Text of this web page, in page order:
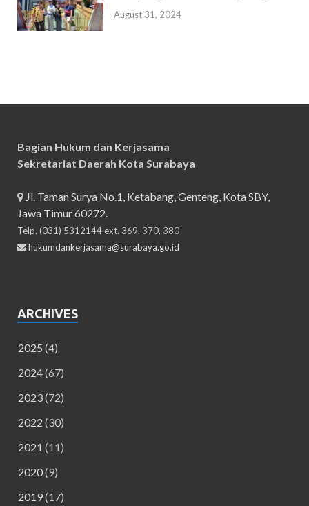
August 31, 2024
Bagian Hukum dan Kerjasama
Sekretariat Daerah Kota Surabaya
Jl. Taman Surya No.1, Ketabang, Genteng, Kota SBY,
Jawa Timur 60272.
Telp. (031) 5312144 ext. 369, 370, 380
hukumdankerjasama@surabaya.go.id
ARCHIVES
2025 (4)
2024(67)
2023(72)
2022 (30)
2021 (11)
2020(9)
2019(17)